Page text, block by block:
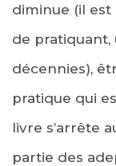
diminue (il est
de pratiquant,
décennies),
pratique qui
livre s’arrête
partie des